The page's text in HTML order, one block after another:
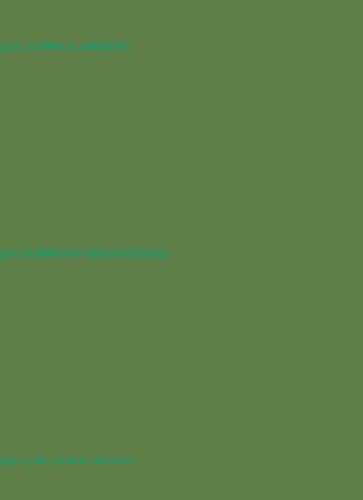
для наземных амфибий
для наземного паука-птицееда
для сухопутных черепах